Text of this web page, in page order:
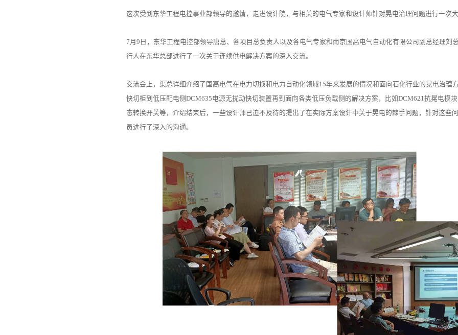
这次受到东华工程电控事业部领导的邀请，走进设计院，与相关的电气专家和设计师针对晃电治理问题进行一次
7月9日，东华工程电控部领导唐总、各项目总负责人以及各电气专家和南京国高电气自动化有限公司副总经理刘
行人在东华总部进行了一次关于连续供电解决方案的深入交流。
交流会上，渠总详细介绍了国高电气在电力切换和电力自动化领域15年来发展的情况和面向石化行业的晃电治理
快切柜到低压配电侧DCM635电源无扰动快切装置再到面向各类低压负载侧的解决方案，比如DCM621抗晃电模
态转换开关等，介绍结束后，一些设计师已迫不及待的提出了在实际方案设计中关于晃电的棘手问题，针对这些
员进行了深入的沟通。